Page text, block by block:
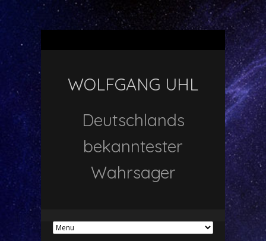
WOLFGANG UHL
Deutschlands
bekanntester
Wahrsager